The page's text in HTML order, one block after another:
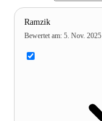
Ramzik
Bewertet am: 5. Nov. 2025